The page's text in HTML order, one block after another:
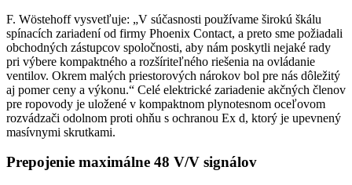
F. Wöstehoff vysvetľuje: „V súčasnosti používame širokú škálu
spínacích zariadení od firmy Phoenix Contact, a preto sme požiadali
obchodných zástupcov spoločnosti, aby nám poskytli nejaké rady
pri výbere kompaktného a rozšíriteľného riešenia na ovládanie
ventilov. Okrem malých priestorových nárokov bol pre nás dôležitý
aj pomer ceny a výkonu.“ Celé elektrické zariadenie akčných členov
pre ropovody je uložené v kompaktnom plynotesnom oceľovom
rozvádzači odolnom proti ohňu s ochranou Ex d, ktorý je upevnený
masívnymi skrutkami.
Prepojenie maximálne 48 V/V signálov